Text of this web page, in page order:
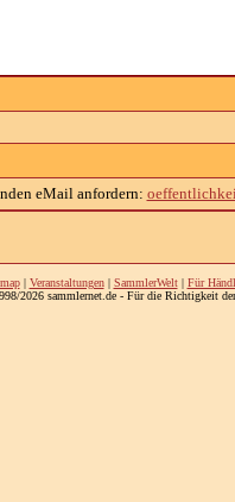
eMail anfordern:
| Veranstaltungen| SammlerWelt| Für
2026 sammlernet.de - Für die Richtigkeit